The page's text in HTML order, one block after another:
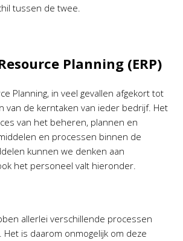
tussen de twee.
Planning (ERP)
Planning, in veel gevallen afgekort tot
van de kerntaken van ieder bedrijf. Het
van het beheren, plannen en
en processen binnen de
kunnen we denken aan
het personeel valt hieronder.
allerlei verschillende processen
is daarom onmogelijk om deze